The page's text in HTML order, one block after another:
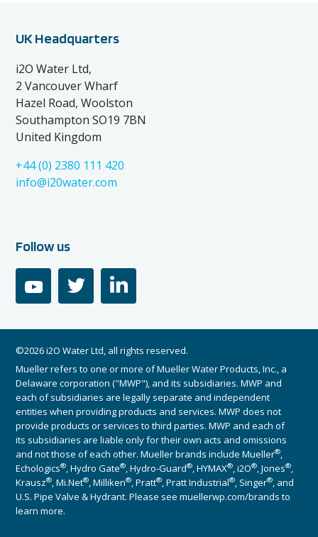
UK Headquarters
i2O Water Ltd,
2 Vancouver Wharf
Hazel Road, Woolston
Southampton SO19 7BN
United Kingdom
+44 (0) 2380 111 420
info@i20water.com
Follow us
youtube linkedin
©2026 i2O Water Ltd, all rights reserved.
Mueller refers to one or more of Mueller Water Products, Inc., a
Delaware corporation ("MWP"), and its subsidiaries. MWP and
each of subsidiaries are legally separate and independent
entities when providing products and services. MWP does not
provide products or services to third parties. MWP and each of
its subsidiaries are liable only for their own acts and omissions
and not those of each other. Mueller brands include Mueller®,
Echologics®, Hydro Gate®, Hydro-Guard®, HYMAX®, i2O®, Jones®,
Krausz®, Mi.Net®, Milliken®, Pratt®, Pratt Industrial®, Singer®, and
U.S. Pipe Valve & Hydrant. Please see muellerwp.com/brands to
learn more.